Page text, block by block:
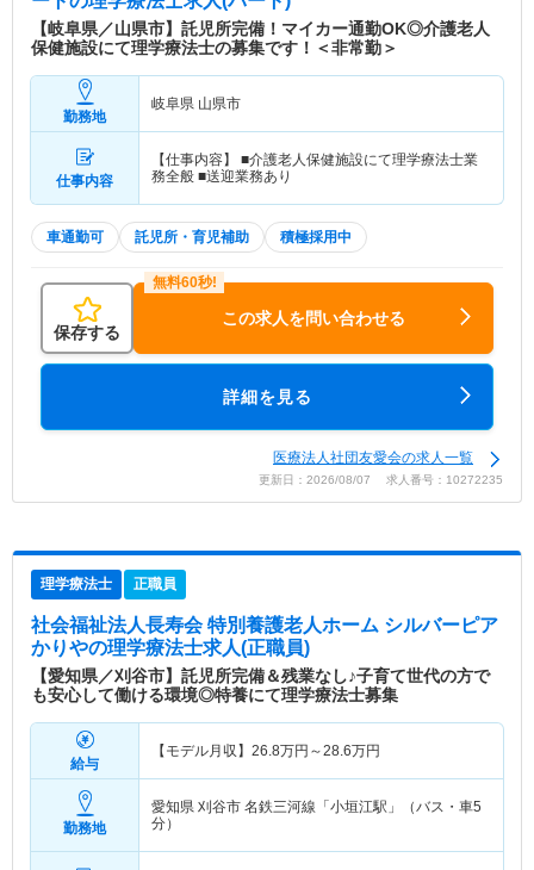
【岐阜県／山県市】託児所完備！マイカー通勤OK◎介護老人
保健施設にて理学療法士の募集です！＜非常勤＞
勤務地
岐阜県 山県市
仕事内容
【仕事内容】 ■介護老人保健施設にて理学療法士業
務全般 ■送迎業務あり
車通勤可 託児所・育児補助 積極採用中
保存する
この求人を問い合わせる
詳細を見る
医療法人社団友愛会の求人一覧
更新日：2026/08/07 求人番号：10272235
理学療法士 正職員
社会福祉法人長寿会 特別養護老人ホーム シルバーピア
かりやの理学療法士求人(正職員)
【愛知県／刈谷市】託児所完備＆残業なし♪子育て世代の方で
も安心して働ける環境◎特養にて理学療法士募集
給与
【モデル月収】 26.8万円～28.6万円
勤務地
愛知県 刈谷市 名鉄三河線「小垣江駅」（バス・車5
分）